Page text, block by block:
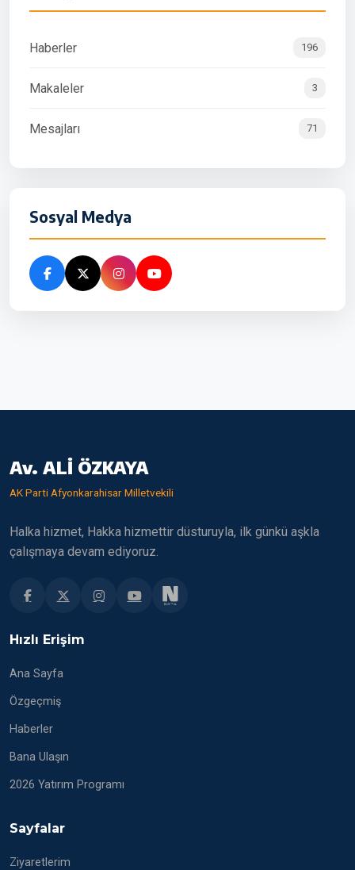
Haberler 196
Makaleler 3
Mesajları 71
Sosyal Medya
Av. ALİ ÖZKAYA
AK Parti Afyonkarahisar Milletvekili
Halka hizmet, Hakka hizmettir düsturuyla, ilk günkü aşkla
çalışmaya devam ediyoruz.
Hızlı Erişim
Ana Sayfa
Özgeçmiş
Haberler
Bana Ulaşın
2026 Yatırım Programı
Sayfalar
Ziyaretlerim